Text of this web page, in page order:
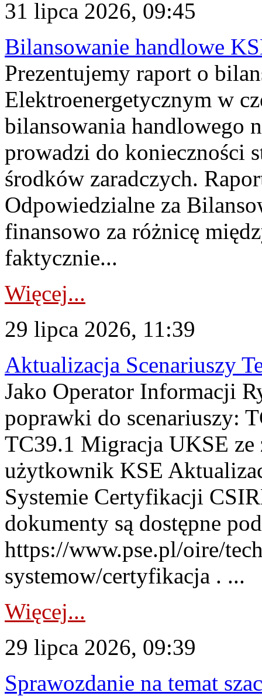
31 lipca 2026, 09:45
Bilansowanie handlowe
Prezentujemy raport o
Elektroenergetycznym w
bilansowania handlowego
prowadzi do konieczności
środków zaradczych.
Odpowiedzialne za
finansowo za różnicę
faktycznie...
Więcej...
29 lipca 2026, 11:39
Aktualizacja Scenariuszy
Jako Operator Informacji
poprawki do scenariuszy:
TC39.1 Migracja UKSE
użytkownik KSE
Systemie Certyfikacji
dokumenty są dostępne
https://www.pse.pl/oire/
systemow/certyfikacja . ...
Więcej...
29 lipca 2026, 09:39
Sprawozdanie na temat